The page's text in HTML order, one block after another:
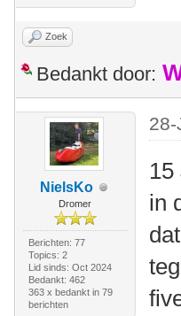
Zoek
Bedankt door:
NielsKo
Dromer
Berichten: 77
Topics: 2
Lid sinds: Oct 2024
Bedankt: 462
363 x bedankt in 79
berichten
28-
in